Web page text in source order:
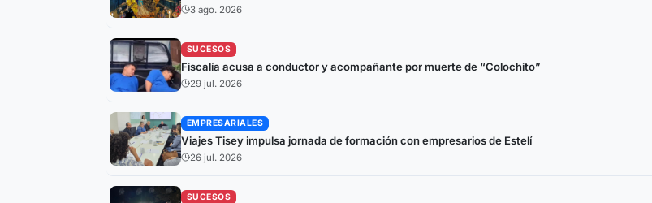
3 ago. 2026
SUCESOS
Fiscalía acusa a conductor y acompañante por muerte de “Colochito”
29 jul. 2026
EMPRESARIALES
Viajes Tisey impulsa jornada de formación con empresarios de Estelí
26 jul. 2026
SUCESOS